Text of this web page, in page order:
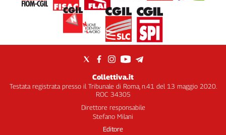
Collettiva.it
Testata registrata presso il Tribunale di Roma, n.41 del 13 maggio 2020.
ROC 34305
Direttore responsabile
Stefano Milani
Editore